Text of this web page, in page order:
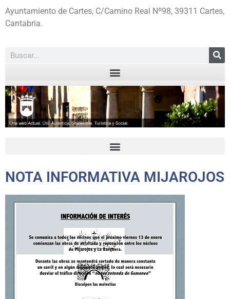
Ayuntamiento de Cartes, C/Camino Real Nº98, 39311 Cartes,
Cantabria.
NOTA INFORMATIVA MIJAROJOS